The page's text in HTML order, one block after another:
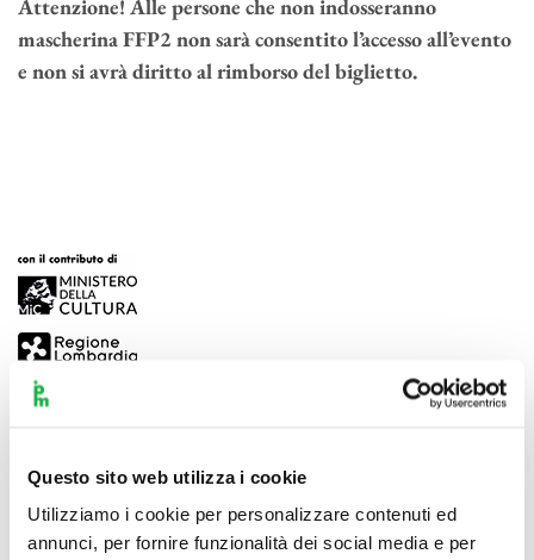
Questo sito web utilizza i cookie
Utilizziamo i cookie per personalizzare contenuti ed
annunci, per fornire funzionalità dei social media e per
Attenzione! Alle persone che non indosseranno
mascherina FFP2 non sarà consentito l’accesso all’evento
e non si avrà diritto al rimborso del biglietto.